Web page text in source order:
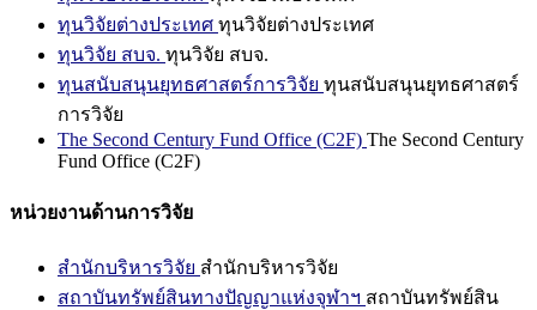
ทุนวิจัยต่างประเทศ ทุนวิจัยต่างประเทศ
ทุนวิจัย สบจ. ทุนวิจัย สบจ.
ทุนสนับสนุนยุทธศาสตร์การวิจัย ทุนสนับสนุนยุทธศาสตร์
การวิจัย
The Second Century Fund Office (C2F) The Second Century
Fund Office (C2F)
หน่วยงานด้านการวิจัย
สำนักบริหารวิจัย สำนักบริหารวิจัย
สถาบันทรัพย์สินทางปัญญาแห่งจุฬาฯ สถาบันทรัพย์สิน